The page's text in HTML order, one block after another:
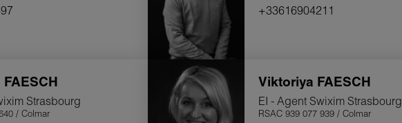
+33616904211
FAESCH
Strasbourg
/ Colmar
Viktoriya FAESCH
EI - Agent Swixim Strasbourg
RSAC 939 077 939 / Colmar